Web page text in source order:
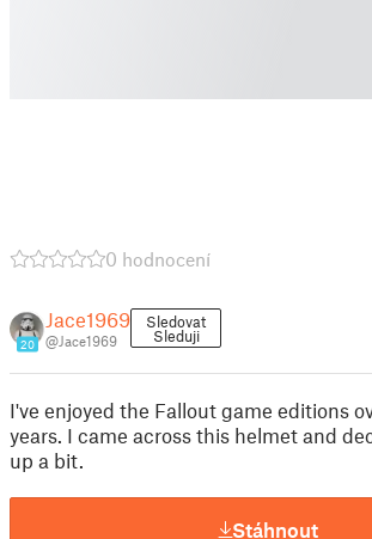
0 hodnocení
20
Jace1969
@Jace1969
Sledovat
Sleduji
I've enjoyed the Fallout game editions
years. I came across this helmet and
up a bit.
Stáhnout